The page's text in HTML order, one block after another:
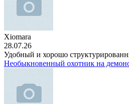
Xiomara
28.07.26
Удобный и хорошо
Необыкновенный охотник на